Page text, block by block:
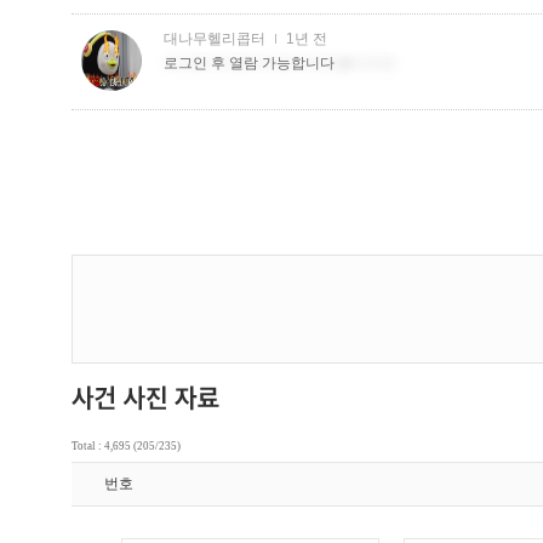
Total : 4,695 (205/235)
번호